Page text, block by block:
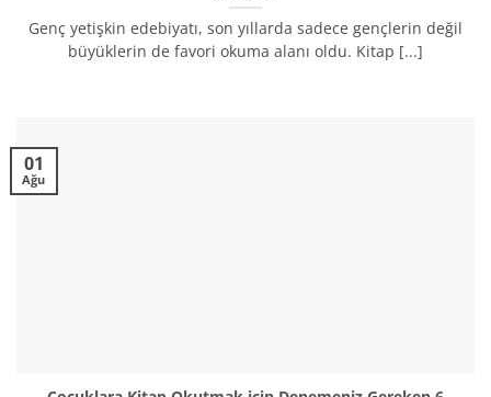
Genç yetişkin edebiyatı, son yıllarda sadece gençlerin değil
büyüklerin de favori okuma alanı oldu. Kitap [...]
01
Ağu